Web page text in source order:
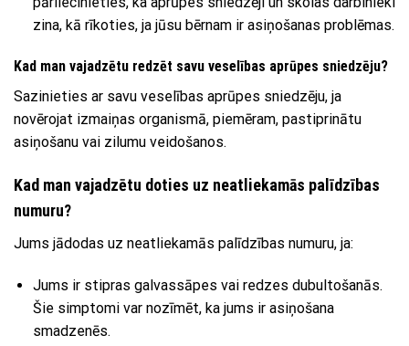
zina, kā rīkoties, ja jūsu bērnam ir asiņošanas problēmas.
Kad man vajadzētu redzēt savu veselības aprūpes sniedzēju?
Sazinieties ar savu veselības aprūpes sniedzēju, ja
novērojat izmaiņas organismā, piemēram, pastiprinātu
asiņošanu vai zilumu veidošanos.
Kad man vajadzētu doties uz neatliekamās palīdzības
numuru?
Jums jādodas uz neatliekamās palīdzības numuru, ja:
Jums ir stipras galvassāpes vai redzes dubultošanās.
Šie simptomi var nozīmēt, ka jums ir asiņošana
smadzenēs.